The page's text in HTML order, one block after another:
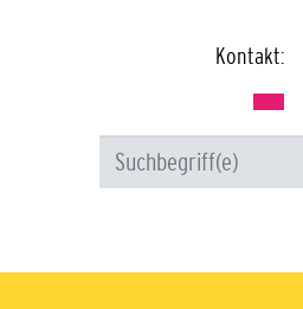
Kontakt: